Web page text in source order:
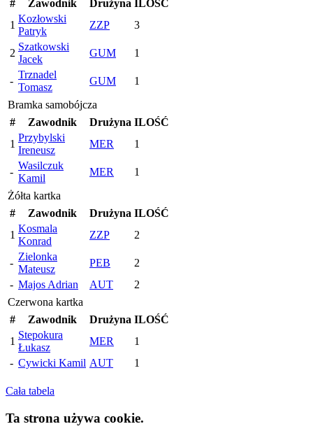
# Zawodnik Drużyna
ILOŚĆ
1
Kozłowski
Patryk
ZZP 3
2
Szatkowski
Jacek
GUM 1
-
Trznadel
Tomasz
GUM
1
Bramka samobójcza
#
Zawodnik Drużyna ILOŚĆ
1
Przybylski
Ireneusz
MER 1
-
Wasilczuk
Kamil
MER
1
Żółta kartka
#
Zawodnik Drużyna ILOŚĆ
1
Kosmala
Konrad
ZZP 2
-
Zielonka
Mateusz
PEB
2
- Majos Adrian AUT
2
Czerwona kartka
#
Zawodnik Drużyna ILOŚĆ
1
Stepokura
Łukasz
MER
1
- Cywicki Kamil AUT 1
Cała tabela
Ta strona używa cookie.